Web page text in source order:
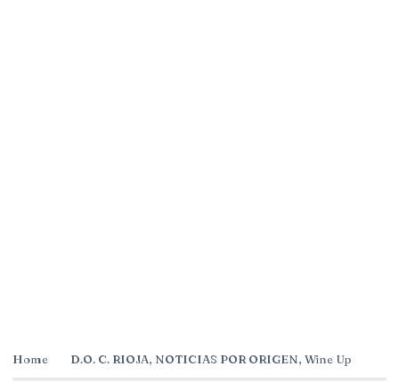
Home D.O. C. RIOJA, NOTICIAS POR ORIGEN, Wine Up